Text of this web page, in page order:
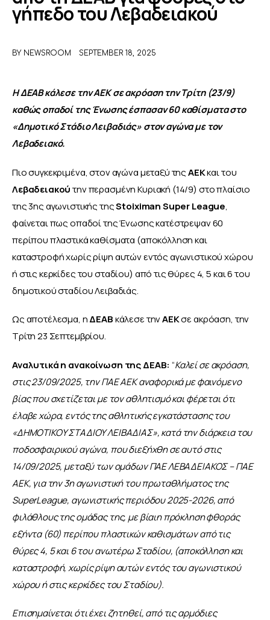
MEET THE TEAM
γήπεδο του Λεβαδειακού
BY NEWSROOM SEPTEMBER 18, 2025
Η ΔΕΑΒ κάλεσε την ΑΕΚ σε ακρόαση την Τρίτη (23/9)
καθώς οπαδοί της Ένωσης έσπασαν 60 καθίσματα στο
«Δημοτικό Στάδιο Λειβαδιάς» στον αγώνα με τον
Λεβαδειακό.
Πιο συγκεκριμένα, στον αγώνα μεταξύ της ΑΕΚ και του
Λεβαδειακού την περασμένη Κυριακή (14/9) στο πλαίσιο
της 3ης αγωνιστικής της Stoiximan Super League,
φαίνεται πως οπαδοί της Ένωσης κατέστρεψαν 60
περίπου πλαστικά καθίσματα (αποκόλληση και
καταστροφή χωρίς ρίψη αυτών εντός αγωνιστικού χώρου
ή στις κερκίδες του σταδίου) από τις θύρες 4, 5 και 6 του
δημοτικού σταδίου Λειβαδιάς.
Ως αποτέλεσμα, η ΔΕΑΒ κάλεσε την ΑΕΚ σε ακρόαση, την
Τρίτη 23 Σεπτεμβρίου.
Αναλυτικά η ανακοίνωση της ΔΕΑΒ: “Καλεί σε ακρόαση,
στις 23/09/2025, την ΠΑΕ ΑΕΚ αναφορικά με φαινόμενο
βίας που σχετίζεται με τον αθλητισμό και φέρεται ότι
έλαβε χώρα, εντός της αθλητικής εγκατάστασης του
«ΔΗΜΟΤΙΚΟΥ ΣΤΑΔΙΟΥ ΛΕΙΒΑΔΙΑΣ», κατά την διάρκεια του
ποδοσφαιρικού αγώνα, που διεξήχθη σε αυτό στις
14/09/2025, μεταξύ των ομάδων ΠΑΕ ΛΕΒΑΔΕΙΑΚΟΣ – ΠΑΕ
ΑΕΚ, για την 3η αγωνιστική του πρωταθλήματος της
SuperLeague, αγωνιστικής περιόδου 2025-2026, από
φιλάθλους της ομάδας της, με βίαιη πρόκληση φθοράς
εξήντα (60) περίπου πλαστικών καθισμάτων από τις
θύρες 4, 5 και 6 του ανωτέρω Σταδίου, (αποκόλληση και
καταστροφή, χωρίς ρίψη αυτών εντός του αγωνιστικού
χώρου ή στις κερκίδες του Σταδίου).
Επισημαίνεται ότι έχει ζητηθεί, από τις αρμόδιες